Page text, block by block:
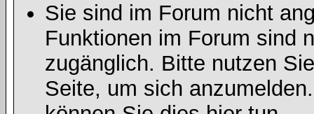
Sie sind im Forum nicht
Funktionen im Forum sind
zugänglich. Bitte nutzen
Seite, um sich